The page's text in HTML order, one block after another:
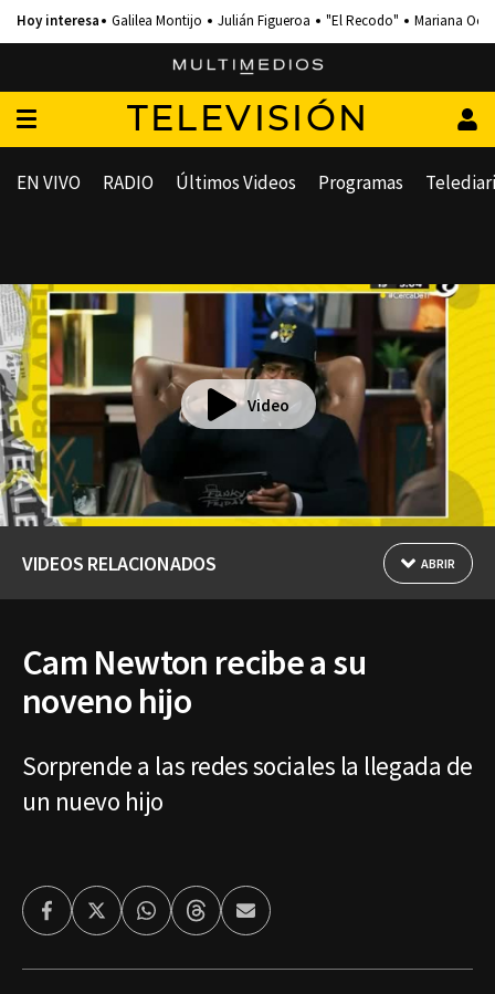
Galilea Montijo Julián Figueroa "El Recodo" Mariana
TELEVISIÓN
EN VIVO RADIO Últimos Videos Programas
Video
VIDEOS RELACIONADOS ABRIR
Cam Newton recibe a su
noveno hijo
Sorprende a las redes sociales la llegada de
un nuevo hijo
FacebookTwitterWhatsappThreadsEnviar
por